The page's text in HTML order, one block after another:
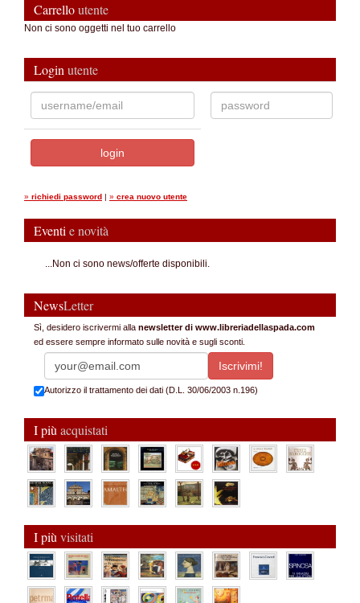
Carrelloutente
Non ci sono oggetti nel tuo carrello
Login utente
» richiedi password | » crea nuovo utente
Eventi e novità
...Non ci sono news/offerte disponibili.
NewsLetter
Sì, desidero iscrivermi alla newsletter di www.libreriadellaspada.com
ed essere sempre informato sulle novità e sugli sconti.
Autorizzo il trattamento dei dati (D.L. 30/06/2003 n.196)
I più acquistati
I più visitati